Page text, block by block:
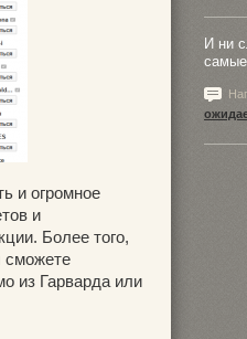
и огромное
и
Более того,
сможете
из Гарварда или
И ни